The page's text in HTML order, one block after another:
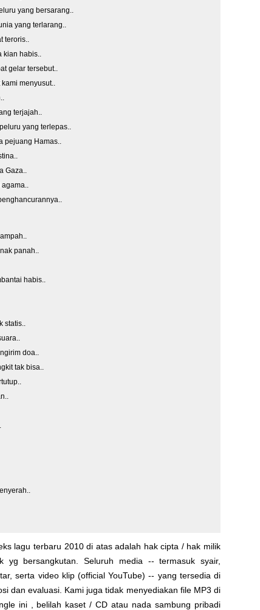
yang bersarang..
yang terlarang..
habis..
gelar tersebut..
menyusut..
terjajah..
yang terlepas..
Hamas..
panah..
habis..
doa..
tak bisa..
lagu terbaru 2010 di atas adalah hak cipta / hak milik
bersangkutan. Seluruh media -- termasuk syair,
serta video klip (official YouTube) -- yang tersedia di
dan evaluasi. Kami juga tidak menyediakan file MP3 di
ini , belilah kaset / CD atau nada sambung pribadi